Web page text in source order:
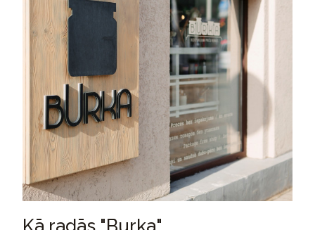
Kā radās "Burka"